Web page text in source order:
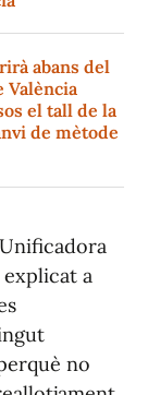
abans del
València
el tall de la
de mètode
explicat a
no